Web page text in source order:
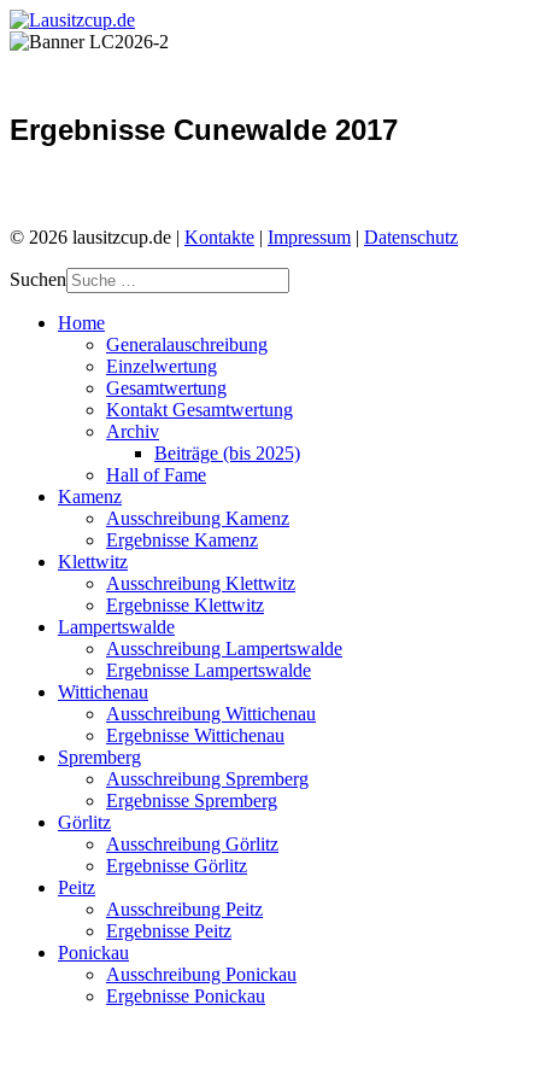
Ergebnisse Cunewalde 2017
© 2026 lausitzcup.de | Kontakte | Impressum | Datenschutz
Suchen
Home
Generalauschreibung
Einzelwertung
Gesamtwertung
Kontakt Gesamtwertung
Archiv
Beiträge (bis 2025)
Hall of Fame
Kamenz
Ausschreibung Kamenz
Ergebnisse Kamenz
Klettwitz
Ausschreibung Klettwitz
Ergebnisse Klettwitz
Lampertswalde
Ausschreibung Lampertswalde
Ergebnisse Lampertswalde
Wittichenau
Ausschreibung Wittichenau
Ergebnisse Wittichenau
Spremberg
Ausschreibung Spremberg
Ergebnisse Spremberg
Görlitz
Ausschreibung Görlitz
Ergebnisse Görlitz
Peitz
Ausschreibung Peitz
Ergebnisse Peitz
Ponickau
Ausschreibung Ponickau
Ergebnisse Ponickau